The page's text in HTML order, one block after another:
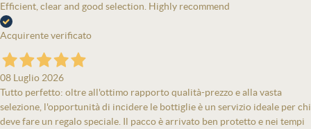
Efficient, clear and good selection. Highly recommend
Acquirente verificato
08 Luglio 2026
Tutto perfetto: oltre all'ottimo rapporto qualità-prezzo e alla vasta
selezione, l'opportunità di incidere le bottiglie è un servizio ideale per chi
deve fare un regalo speciale. Il pacco è arrivato ben protetto e nei tempi